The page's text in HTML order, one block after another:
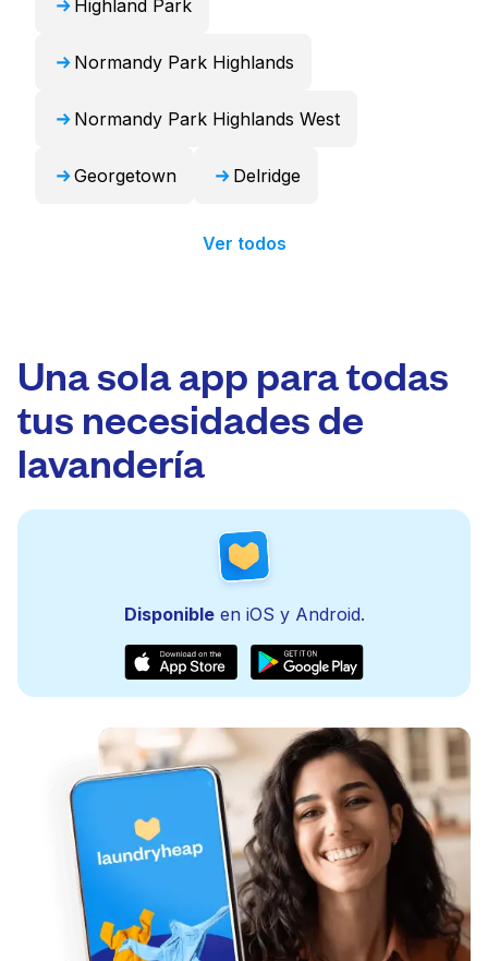
Highland Park
Normandy Park Highlands
Normandy Park Highlands West
Georgetown Delridge
Ver todos
Una sola app para todas
tus necesidades de
lavandería
Disponibleen iOS y Android.